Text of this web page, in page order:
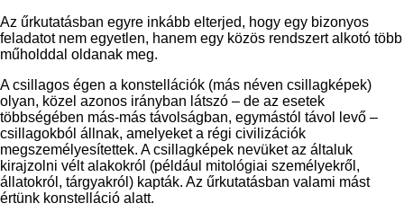
Az űrkutatásban egyre inkább elterjed, hogy egy bizonyos
feladatot nem egyetlen, hanem egy közös rendszert alkotó több
műholddal oldanak meg.
A csillagos égen a konstellációk (más néven csillagképek)
olyan, közel azonos irányban látszó – de az esetek
többségében más-más távolságban, egymástól távol levő –
csillagokból állnak, amelyeket a régi civilizációk
megszemélyesítettek. A csillagképek nevüket az általuk
kirajzolni vélt alakokról (például mitológiai személyekről,
állatokról, tárgyakról) kapták. Az űrkutatásban valami mást
értünk konstelláció alatt.